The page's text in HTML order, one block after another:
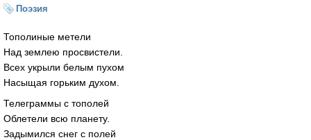
Поэзия
Тополиные метели
Над землею просвистели.
Всех укрыли белым пухом
Насыщая горьким духом.
Телеграммы с тополей
Облетели всю планету.
Задымился снег с полей